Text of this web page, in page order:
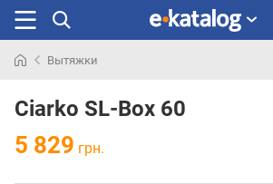
раньше
Вытяжки
Ciarko SL-Box 60
5 829 грн.